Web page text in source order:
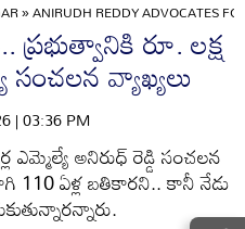
»ANIRUDH REDDY ADVOCATES
రూ. లక్ష
వ్యాఖ్యలు
| 03:36 PM
అనిరుధ్ రెడ్డి సంచలన
ఏళ్ల బతికారని.. కానీ నేడు